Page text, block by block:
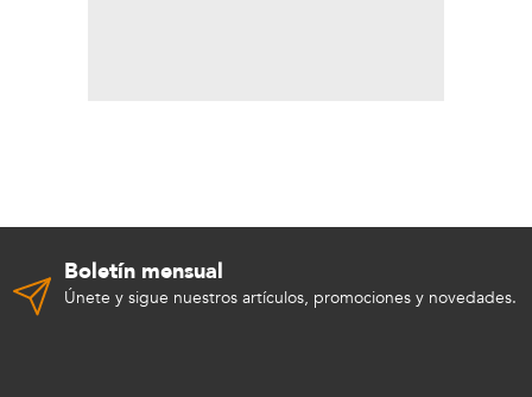
Boletín mensual
Únete y sigue nuestros artículos, promociones y novedades.